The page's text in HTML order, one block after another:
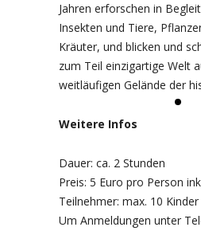
Jahren erforschen in
Insekten und Tiere,
Kräuter, und blicken und
zum Teil einzigartige Welt
weitläufigen Gelände der
Weitere Infos
Dauer: ca. 2 Stunden
Preis: 5 Euro pro Person
Teilnehmer: max. 10 Kinder
Um Anmeldungen unter